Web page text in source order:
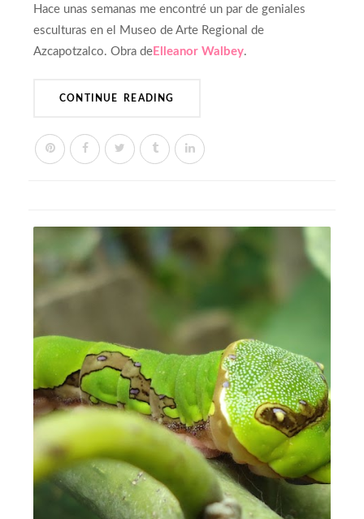
Hace unas semanas me encontré un par de geniales
esculturas en el Museo de Arte Regional de
Azcapotzalco. Obra de Elleanor Walbey.
CONTINUE READING